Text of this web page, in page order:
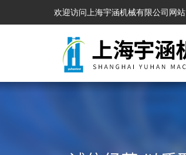
欢迎访问上海宇涵机械有限公司网站